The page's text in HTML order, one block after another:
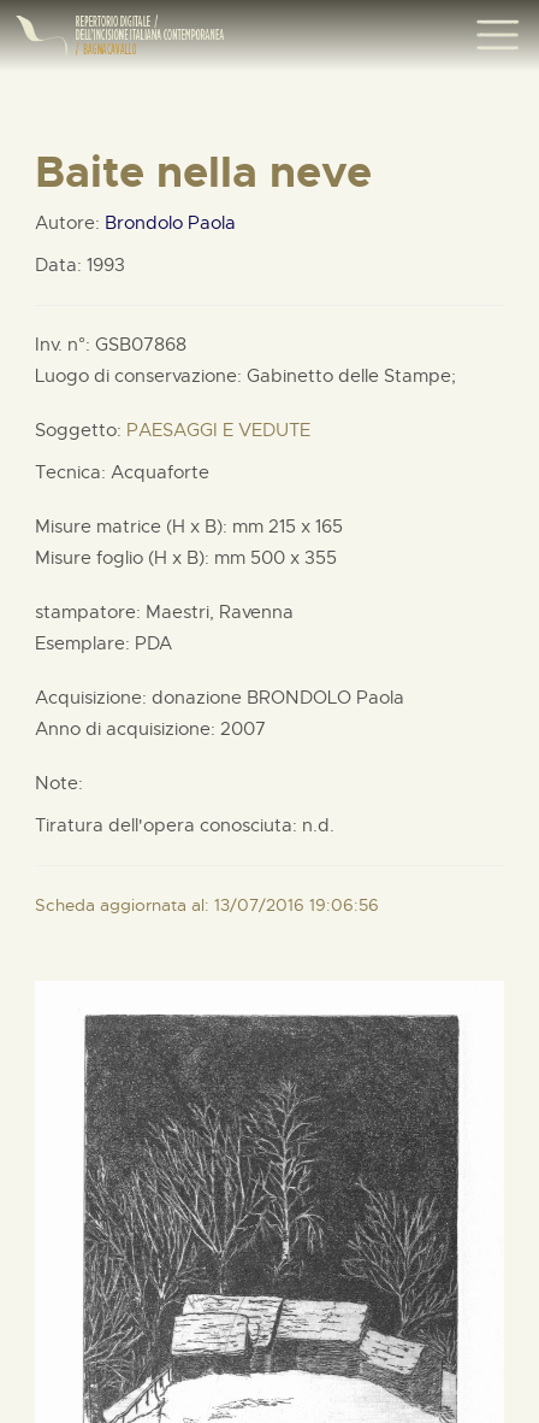
Baite nella neve
Autore: Brondolo Paola
Data: 1993
Inv. n°: GSB07868
Luogo di conservazione: Gabinetto delle Stampe;
Soggetto: PAESAGGI E VEDUTE
Tecnica: Acquaforte
Misure matrice (H x B): mm 215 x 165
Misure foglio (H x B): mm 500 x 355
stampatore: Maestri, Ravenna
Esemplare: PDA
Acquisizione: donazione BRONDOLO Paola
Anno di acquisizione: 2007
Note:
Tiratura dell'opera conosciuta: n.d.
Scheda aggiornata al: 13/07/2016 19:06:56